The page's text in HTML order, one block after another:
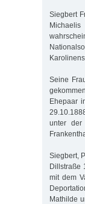
Siegbert
Seine
Ehepaar
unter der
Siegbert,
Dillstraße
mit dem
Mathilde